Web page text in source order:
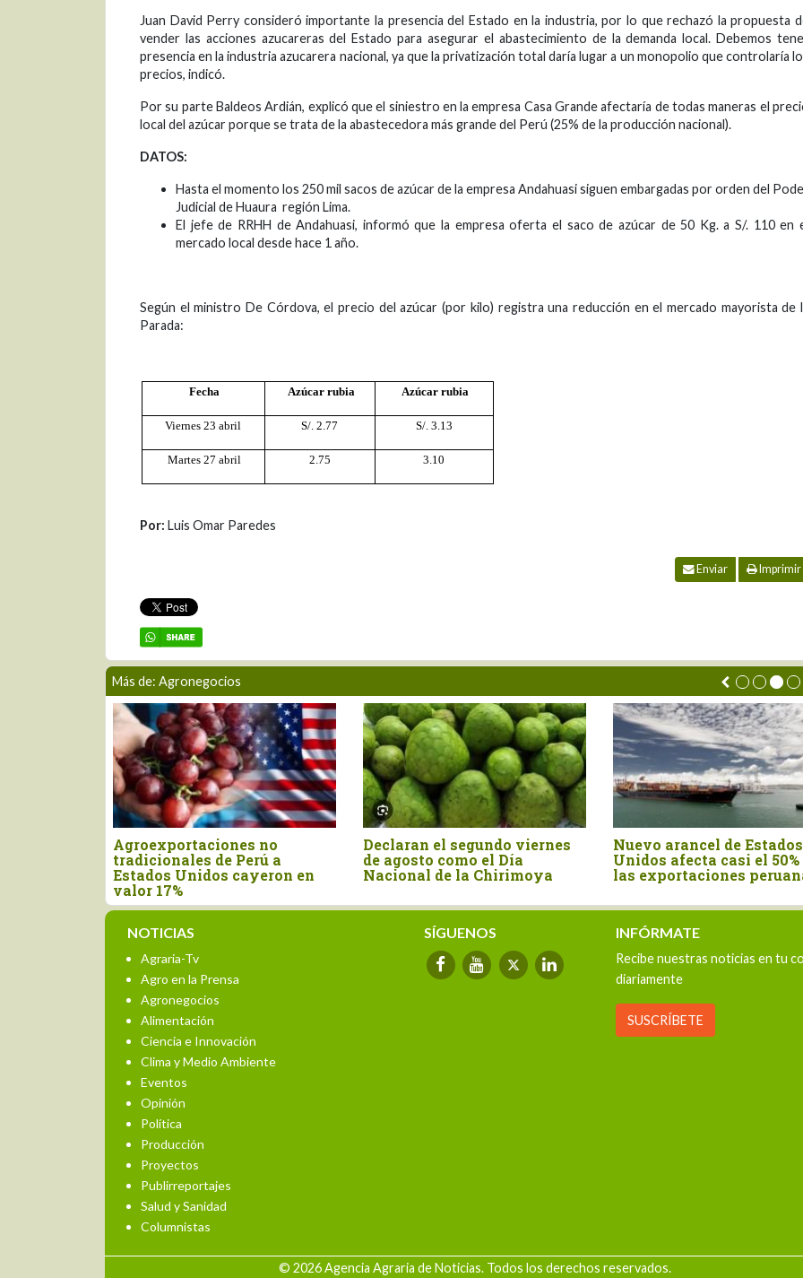
Juan David Perry consideró importante la presencia del Estado en la industria, por lo que rechazó la propuesta
vender las acciones azucareras del Estado para asegurar el abastecimiento de la demanda local. Debemos
presencia en la industria azucarera nacional, ya que la privatización total daría lugar a un monopolio que controlaría
precios, indicó.
Por su parte Baldeos Ardián, explicó que el siniestro en la empresa Casa Grande afectaría de todas maneras el
local del azúcar porque se trata de la abastecedora más grande del Perú (25% de la producción nacional).
DATOS:
Hasta el momento los 250 mil sacos de azúcar de la empresa Andahuasi siguen embargadas por orden del
Judicial de Huaura  región Lima.
El jefe de RRHH de Andahuasi, informó que la empresa oferta el saco de azúcar de 50 Kg. a S/. 110 en
mercado local desde hace 1 año.
Según el ministro De Córdova, el precio del azúcar (por kilo) registra una reducción en el mercado mayorista de
Parada:
Fecha Azúcar rubia Azúcar rubia
Viernes 23 abril S/. 2.77 S/. 3.13
Martes 27 abril 2.75 3.10
Por: Luis Omar Paredes
Enviar Imprimir
Más de: Agronegocios
arancel de Estados
afecta casi el 50% de
peruanas
Perú importó canela entera
por US$ 15.4 millones en el
primer semestre del año
La castaña amazónica, el
fruto que demuestra que el
bosque en pie también
palta
valor en el
NOTICIAS
Agraria-Tv
Agro en la Prensa
Agronegocios
Alimentación
Ciencia e Innovación
Clima y Medio Ambiente
Eventos
Opinión
Política
Producción
Proyectos
Publirreportajes
Salud y Sanidad
Columnistas
SÍGUENOS INFÓRMATE
Recibe nuestras noticias en tu
diariamente
SUSCRÍBETE
© 2026 Agencia Agraria de Noticias. Todos los derechos reservados.